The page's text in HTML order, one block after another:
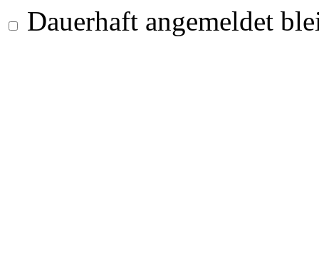
Dauerhaft angemeldet